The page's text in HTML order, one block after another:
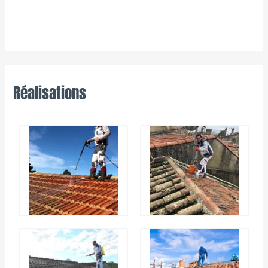
Réalisations